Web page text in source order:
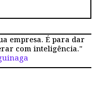
empresa. É para dar
com inteligência."